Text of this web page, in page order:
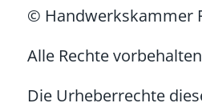
© Handwerkskammer
Alle Rechte
Die Urheberrechte